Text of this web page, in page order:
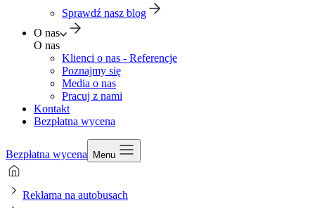
Sprawdź nasz blog
O nas
O nas
Klienci o nas - Referencje
Poznajmy się
Media o nas
Pracuj z nami
Kontakt
Bezpłatna wycena
Bezpłatna wycena Menu
Reklama na autobusach